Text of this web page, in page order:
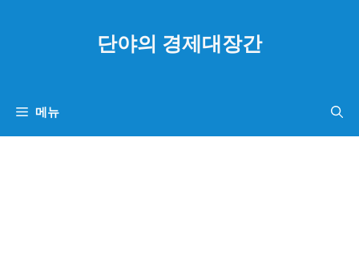
단야의 경제대장간
메뉴